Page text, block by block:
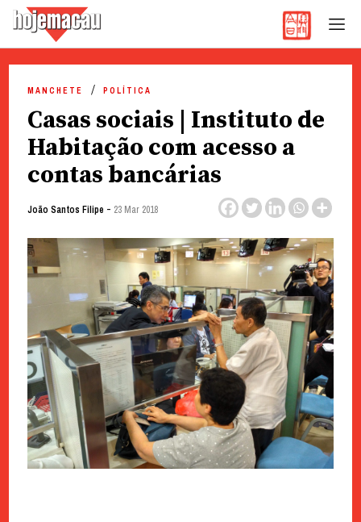
content
MANCHETE POLÍTICA
Casas sociais | Instituto de
Habitação com acesso a
contas bancárias
João Santos Filipe - 23 Mar 2018